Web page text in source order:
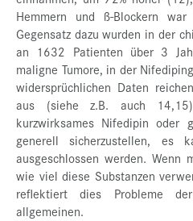
Hemmern und ß-Blockern
Gegensatz dazu wurden in der
an 1632 Patienten über 3
maligne Tumore, in der
widersprüchlichen Daten
aus (siehe z.B. auch
kurzwirksames Nifedipin oder
generell sicherzustellen, es
ausgeschlossen werden.
wie viel diese Substanzen
reflektiert dies Probleme
allgemeinen.